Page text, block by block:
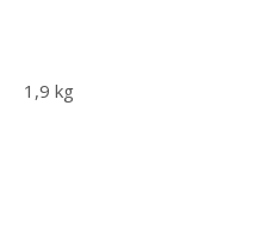
1,9 kg